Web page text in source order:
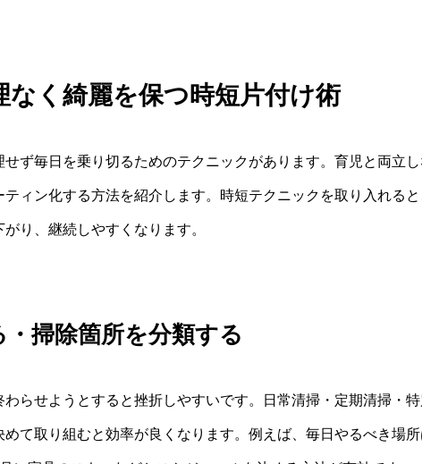
なく綺麗を保つ時短片付け術
ず毎日を乗り切るためのテクニックがあります。育児と両立し
ィン化する方法を紹介します。時短テクニックを取り入れる
り、継続しやすくなります。
掃除箇所を分類する
らせようとすると挫折しやすいです。日常清掃・定期清掃・
て取り組むと効率が良くなります。例えば、毎日やるべき場